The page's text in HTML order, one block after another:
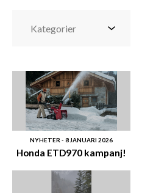
NYHETER - 8 JANUARI 2026
Honda ETD970 kampanj!